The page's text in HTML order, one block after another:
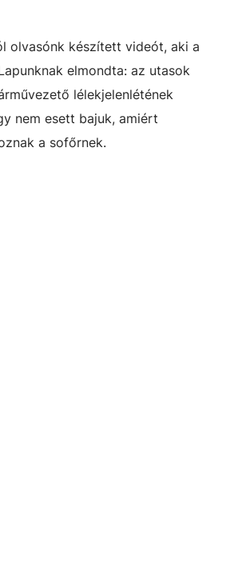
olvasónk készített videót, aki a
elmondta: az utasok
lélekjelenlétének
nem esett bajuk, amiért
a sofőrnek.